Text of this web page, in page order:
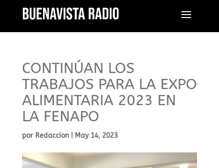
CONTINÚAN LOS
TRABAJOS PARA LA EXPO
ALIMENTARIA 2023 EN
LA FENAPO
por Redaccion| May 14, 2023